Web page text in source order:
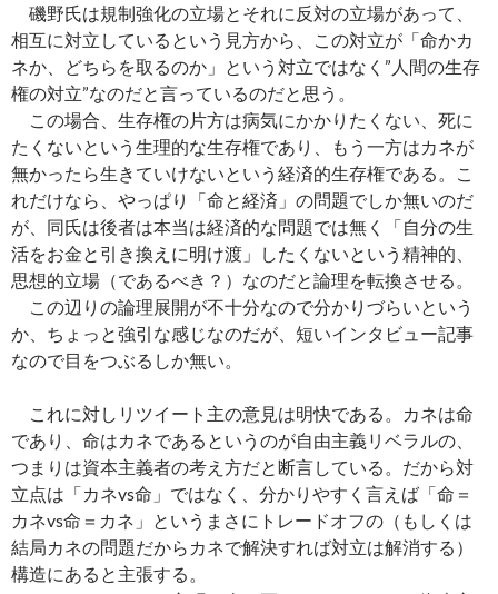
磯野氏は規制強化の立場とそれに反対の立場があって、
相互に対立しているという見方から、この対立が「命かカ
ネか、どちらを取るのか」という対立ではなく”人間の生存
権の対立”なのだと言っているのだと思う。
この場合、生存権の片方は病気にかかりたくない、死に
たくないという生理的な生存権であり、もう一方はカネが
無かったら生きていけないという経済的生存権である。こ
れだけなら、やっぱり「命と経済」の問題でしか無いのだ
が、同氏は後者は本当は経済的な問題では無く「自分の生
活をお金と引き換えに明け渡」したくないという精神的、
思想的立場（であるべき？）なのだと論理を転換させる。
この辺りの論理展開が不十分なので分かりづらいという
か、ちょっと強引な感じなのだが、短いインタビュー記事
なので目をつぶるしか無い。
これに対しリツイート主の意見は明快である。カネは命
であり、命はカネであるというのが自由主義リベラルの、
つまりは資本主義者の考え方だと断言している。だから対
立点は「カネvs命」ではなく、分かりやすく言えば「命＝
カネvs命＝カネ」というまさにトレードオフの（もしくは
結局カネの問題だからカネで解決すれば対立は解消する）
構造にあると主張する。